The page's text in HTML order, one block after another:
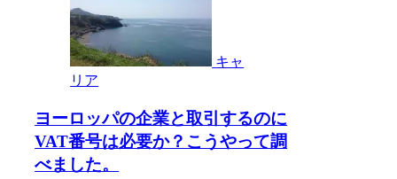
キャ
リア
ヨーロッパの企業と取引するのに
VAT番号は必要か？こうやって調
べました。